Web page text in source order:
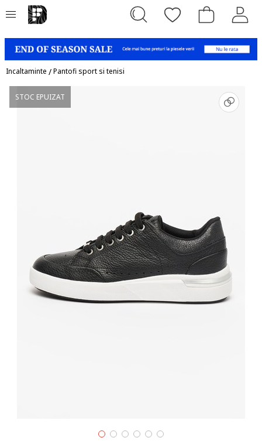
Incaltaminte /Pantofi sport si tenisi
STOC EPUIZAT